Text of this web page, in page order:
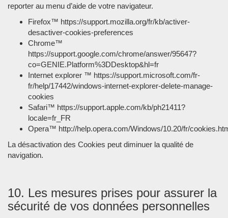
reporter au menu d’aide de votre navigateur.
Firefox™ https://support.mozilla.org/fr/kb/activer-
desactiver-cookies-preferences
Chrome™
https://support.google.com/chrome/answer/95647?
co=GENIE.Platform%3DDesktop&hl=fr
Internet explorer ™ https://support.microsoft.com/fr-
fr/help/17442/windows-internet-explorer-delete-manage-
cookies
Safari™ https://support.apple.com/kb/ph21411?
locale=fr_FR
Opera™ http://help.opera.com/Windows/10.20/fr/
La désactivation des Cookies peut diminuer la qualité de
navigation.
10. Les mesures prises pour assurer la
sécurité de vos données personnelles